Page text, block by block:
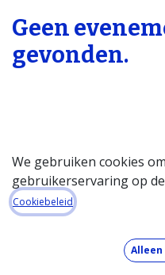
Geen
gevonden.
Startpagina
Over de databank
Wat kost de databank?
Hoe werkt de databank?
We gebruiken cookies
gebruikerservaring op
Cookiebeleid